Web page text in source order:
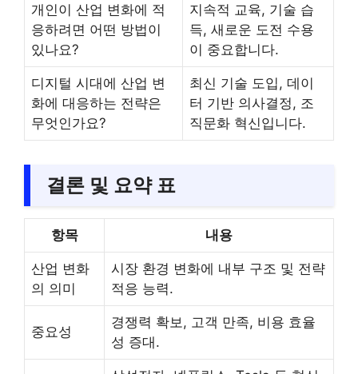
개인이 산업 변화에 적
응하려면 어떤 방법이
있나요?
지속적 교육, 기술 습
득, 새로운 도전 수용
이 중요합니다.
디지털 시대에 산업 변
화에 대응하는 전략은
무엇인가요?
최신 기술 도입, 데이
터 기반 의사결정, 조
직문화 혁신입니다.
결론 및 요약 표
항목 내용
산업 변화
의 의미
시장 환경 변화에 내부 구조 및 전략
적응 능력.
중요성
경쟁력 확보, 고객 만족, 비용 효율
성 증대.